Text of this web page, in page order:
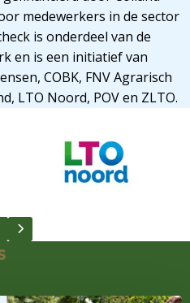
medewerkers in de sector
is onderdeel van de
en is een initiatief van
COBK, FNV Agrarisch
LTO Noord, POV en ZLTO.
slideNext slide